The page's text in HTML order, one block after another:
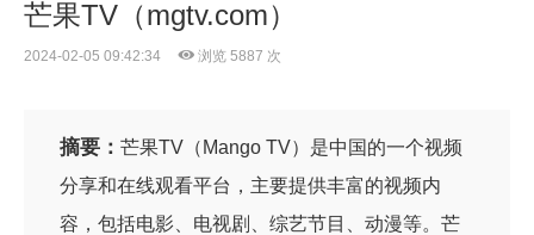
芒果TV（mgtv.com）
2024-02-05 09:42:34 浏览 5887 次
摘要： 芒果TV（Mango TV）是中国的一个视频
分享和在线观看平台，主要提供丰富的视频内
容，包括电影、电视剧、综艺节目、动漫等。芒